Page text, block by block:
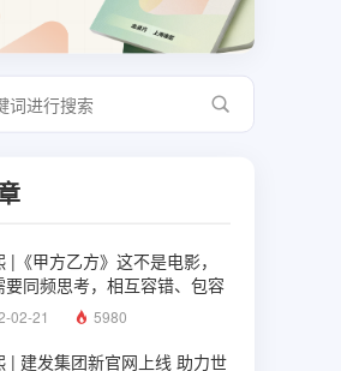
|《甲方乙方》这不是电影，
要同频思考，相互容错、包容
解
02-21 5980
| 建发集团新官网上线 助力世